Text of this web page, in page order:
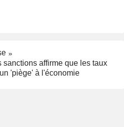
affirme que les taux
'piège' à l'économie